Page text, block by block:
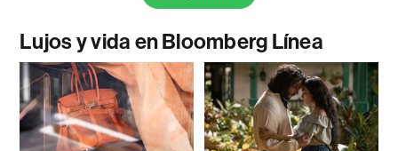
Lujos y vida en Bloomberg Línea